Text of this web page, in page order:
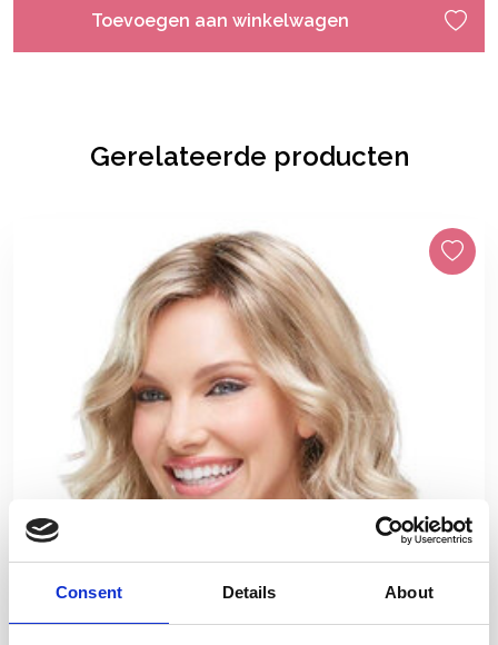
Consent Details About
Toevoegen aan winkelwagen
Gerelateerde producten